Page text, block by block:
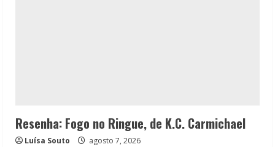
Resenha: Fogo no Ringue, de K.C. Carmichael
Luísa Souto agosto 7, 2026